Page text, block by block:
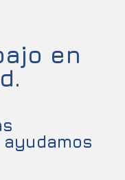
en